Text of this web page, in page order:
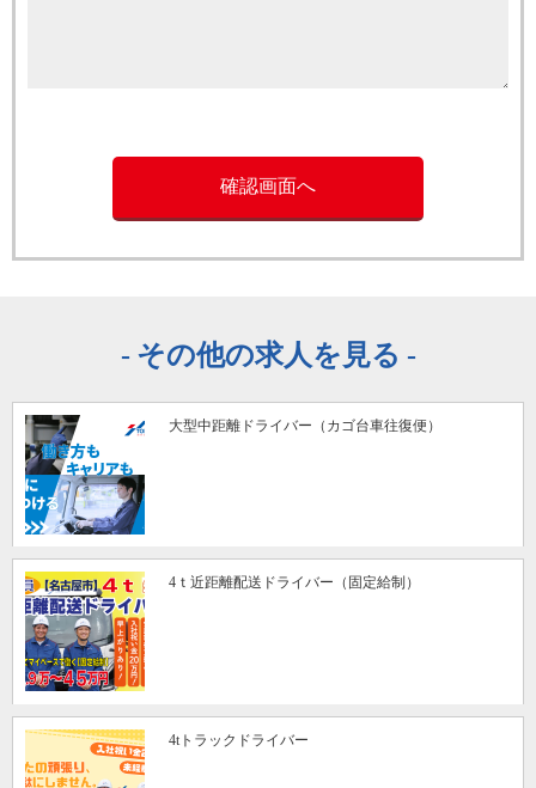
その他の求人を見る
大型中距離ドライバー（カゴ台車往復便）
4ｔ近距離配送ドライバー（固定給制）
4tトラックドライバー